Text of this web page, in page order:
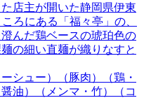
店主が開いた静岡県伊東
ろにある「福々亭」の、
んだ鶏ベースの琥珀色の
の細い直麺が織りなすと
シュー）（豚肉）（鶏・
油）（メンマ・竹）（コ